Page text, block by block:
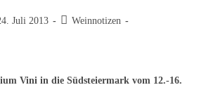
Juli 2013
Beitrags-
Weinnotizen
Vini in die Südsteiermark vom 12.-16.